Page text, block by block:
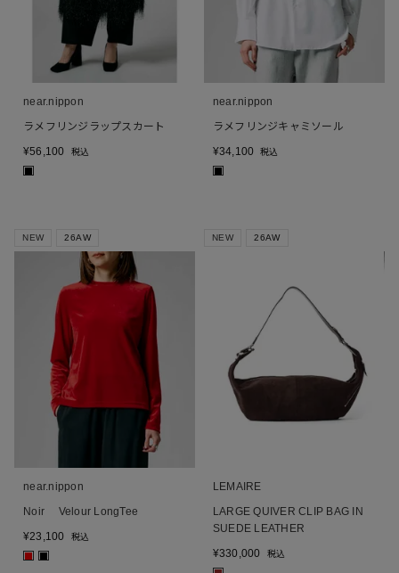
near.nippon
ラメフリンジラップスカート
¥56,100 税込
■
near.nippon
ラメフリンジキャミソール
¥34,100 税込
■
NEW 26AW
near.nippon
Noir Velour LongTee
¥23,100 税込
NEW 26AW
LEMAIRE
LARGE QUIVER CLIP BAG IN
SUEDE LEATHER
¥330,000 税込